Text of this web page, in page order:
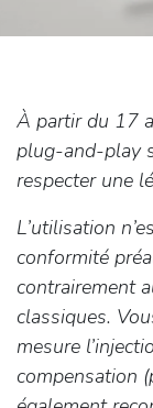
À partir du 17
plug-and-play
respecter une
L’utilisation
conformité
contrairement
classiques.
mesure
compensation